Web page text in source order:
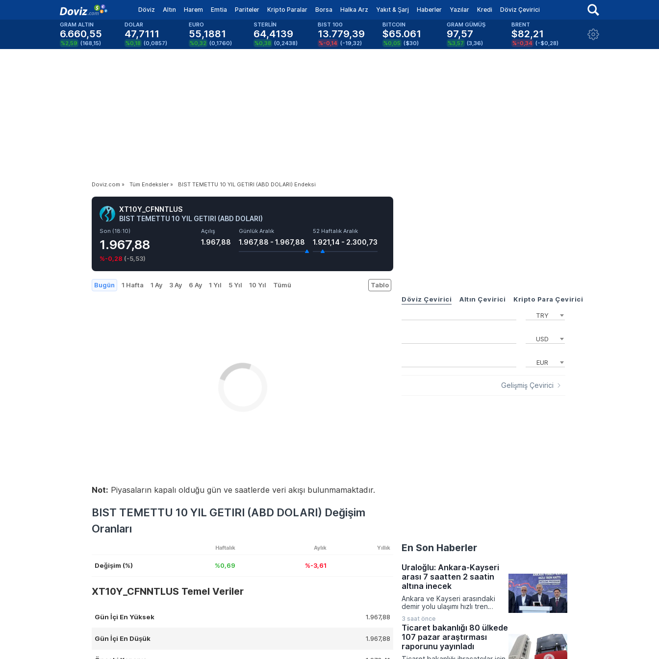
Döviz Altın Harem Emtia Pariteler Kripto Paralar Borsa Halka Arz Yakıt & Şarj Haberler Yazılar Kredi Döviz Çevirici
GRAM ALTIN
6.660,55
%2,59 (168,15)
DOLAR
47,7111
%0,18 (0,0857)
EURO
55,1881
%0,32 (0,1760)
STERLİN
64,4139
%0,38 (0,2438)
BIST 100
13.779,39
%-0,14 (-19,32)
BITCOIN
$65.061
%0,05 ($30)
GRAM GÜMÜŞ
97,57
%3,57 (3,36)
BRENT
$82,21
%-0,34 (-$0,28)
Doviz.com » Tüm Endeksler » BIST TEMETTU 10 YIL GETIRI (ABD DOLARI) Endeksi
XT10Y_CFNNTLUS
BIST TEMETTU 10 YIL GETIRI (ABD DOLARI)
Son (18:10)
1.967,88
%-0,28 (-5,53)
Açılış
1.967,88
Günlük Aralık
1.967,88 - 1.967,88
52 Haftalık Aralık
1.921,14 - 2.300,73
Bugün 1 Hafta 1 Ay 3 Ay 6 Ay 1 Yıl 5 Yıl 10 Yıl Tümü Tablo
Not: Piyasaların kapalı olduğu gün ve saatlerde veri akışı bulunmamaktadır.
BIST TEMETTU 10 YIL GETIRI (ABD DOLARI) Değişim
Oranları
Haftalık Aylık Yıllık
Değişim (%) %0,69 %-3,61
XT10Y_CFNNTLUS Temel Veriler
Gün İçi En Yüksek 1.967,88
Gün İçi En Düşük 1.967,88
Döviz Çevirici Altın Çevirici Kripto Para Çevirici
TRY
USD
EUR
Gelişmiş Çevirici
En Son Haberler
Uraloğlu: Ankara-Kayseri
arası 7 saatten 2 saatin
altına inecek
Ankara ve Kayseri arasındaki
demir yolu ulaşımı hızlı tren
yolculuk süresinde devrim
niteliğinde bir kısalma yaşanıyor.
Ulaştırma ve Altyapı Bakanlığı
tarafından yürütülen çalışmalar
sonucunda mevcut durumda 7
3 saat önce
Ticaret bakanlığı 80 ülkede
107 pazar araştırması
raporunu yayınladı